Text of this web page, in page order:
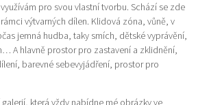
pro svou vlastní tvorbu. Schází se zde
výtvarných dílen. Klidová zóna, vůně, v
jemná hudba, taky smích, dětské vyprávění,
A hlavně prostor pro zastavení a zklidnění,
barevné sebevyjádření, prostor pro
která vždy nabídne mé obrázky ve